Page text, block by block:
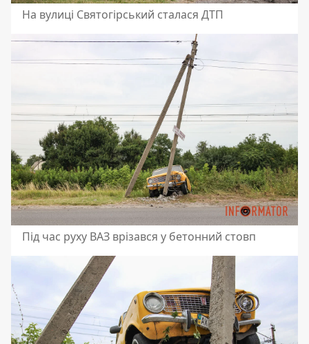
На вулиці Святогірський сталася ДТП
Під час руху ВАЗ врізався у бетонний стовп